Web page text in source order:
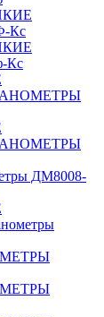
Кс
Кс
МАНОМЕТРЫ
МАНОМЕТРЫ
ДМ8008-